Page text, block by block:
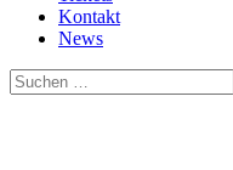
Kontakt
News
Suchen
nach: